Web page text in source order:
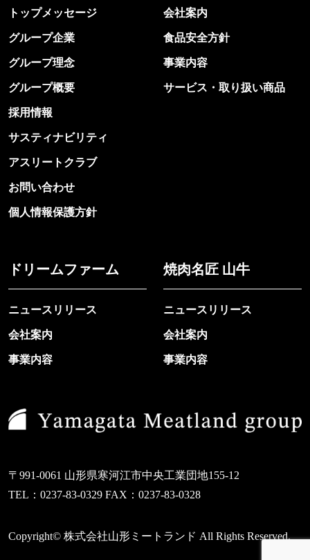
トップメッセージ
グループ企業
グループ理念
グループ概要
採用情報
サスティナビリティ
アスリートクラブ
お問い合わせ
個人情報保護方針
会社案内
食品安全方針
事業内容
サービス・取り扱い商品
ドリームファーム
ニュースリリース
会社案内
事業内容
焼肉名匠 山牛
ニュースリリース
会社案内
事業内容
〒991-0061 山形県寒河江市中央工業団地155-12
TEL：0237-83-0329 FAX：0237-83-0328
Copyright© 株式会社山形ミートランド All Rights Reserved.